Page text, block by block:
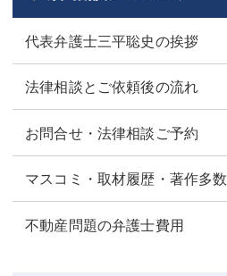
代表弁護士三平聡史の挨拶
法律相談とご依頼後の流れ
お問合せ・法律相談ご予約
マスコミ・取材履歴・著作多数
不動産問題の弁護士費用